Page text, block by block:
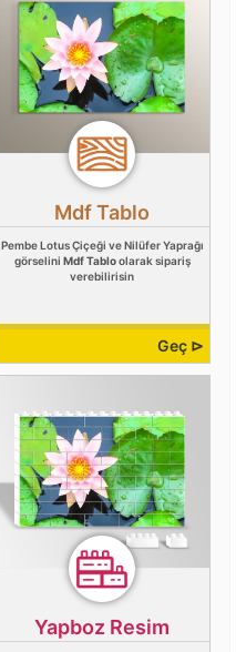
Mdf Tablo
Pembe Lotus Çiçeği ve Nilüfer Yaprağı
görselini Mdf Tabloolarak sipariş
verebilirisin
Geç ⊳
Yapboz Resim